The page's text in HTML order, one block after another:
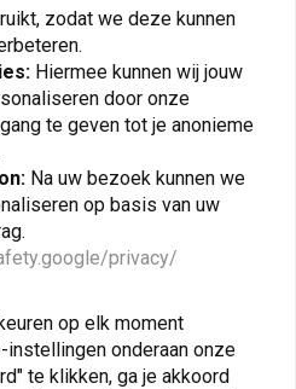
€17,80
more
zodat we deze kunnen
Hiermee kunnen wij jouw
door onze
te geven tot je anonieme
Na uw bezoek kunnen we
op basis van uw
privacy/
op elk moment
onderaan onze
te klikken, ga je akkoord